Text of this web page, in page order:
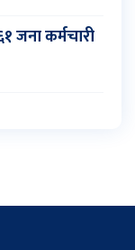
जना कर्मचारी